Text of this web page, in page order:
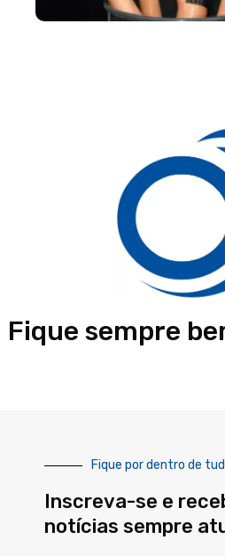
Fique sempre
Fique por dentro de
Inscreva-se e
notícias sempre